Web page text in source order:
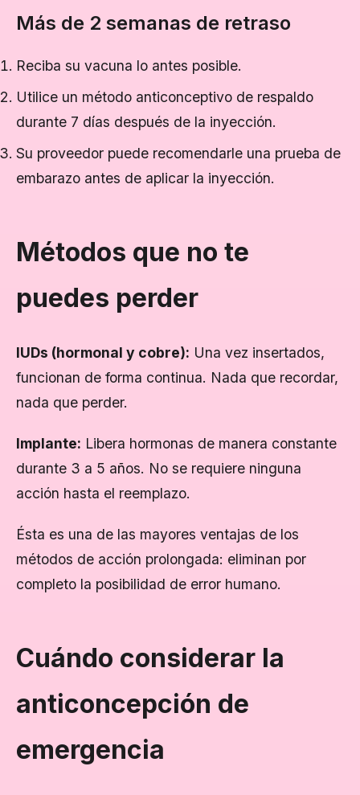
Más de 2 semanas de retraso
Reciba su vacuna lo antes posible.
Utilice un método anticonceptivo de respaldo
durante 7 días después de la inyección.
Su proveedor puede recomendarle una prueba de
embarazo antes de aplicar la inyección.
Métodos que no te
puedes perder
IUDs (hormonal y cobre): Una vez insertados,
funcionan de forma continua. Nada que recordar,
nada que perder.
Implante: Libera hormonas de manera constante
durante 3 a 5 años. No se requiere ninguna
acción hasta el reemplazo.
Ésta es una de las mayores ventajas de los
métodos de acción prolongada: eliminan por
completo la posibilidad de error humano.
Cuándo considerar la
anticoncepción de
emergencia